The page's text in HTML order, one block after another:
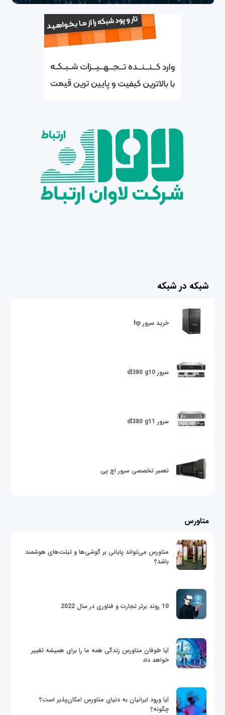
شبکه در شبکه
خرید سرور hp
سرور dl380 g10
سرور dl380 g11
تعمیر تخصصی سرور اچ پی
متاورس
متاورس می‌تواند پایانی بر گوشی‌ها و تبلت‌های هوشمند
باشد؟
10 روند برتر تجارت و فناوری در سال 2022
آیا طوفان متاورس زندگی همه ما را برای همیشه تغییر
خواهد داد
آیا ورود ایرانیان به دنیای متاورس امکان‌پذیر است؟
چگونه؟